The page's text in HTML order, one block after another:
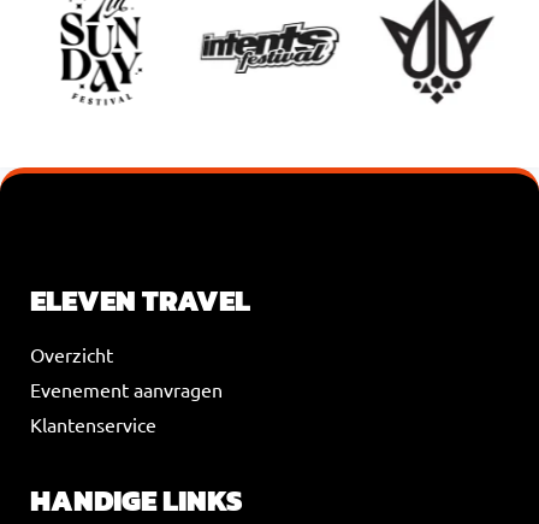
ELEVEN TRAVEL
Overzicht
Evenement aanvragen
Klantenservice
HANDIGE LINKS